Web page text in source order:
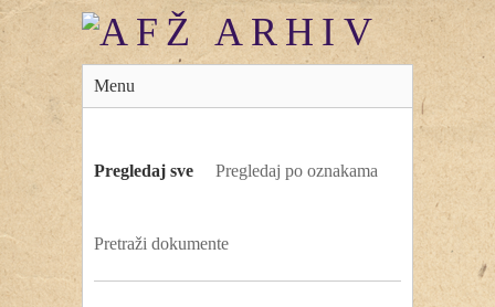
Menu
Pregledaj sve Pregledaj po oznakama
Pretraži dokumente